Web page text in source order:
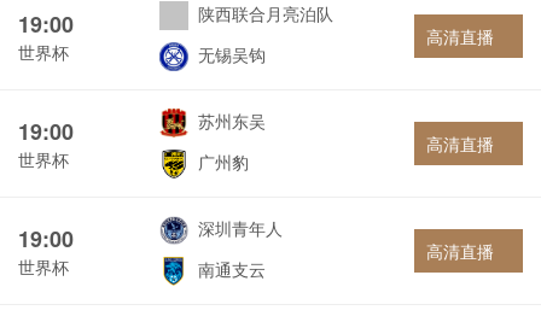
19:00
世界杯
陕西联合月亮泊队
无锡吴钩
高清直播
19:00
世界杯
苏州东吴
广州豹
高清直播
19:00
世界杯
深圳青年人
南通支云
高清直播